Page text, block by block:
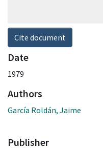
Cite document
Date
1979
Authors
García Roldán, Jaime
Publisher